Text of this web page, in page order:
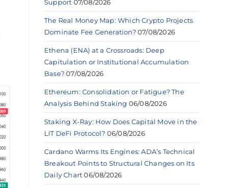
Support 07/08/2026
The Real Money Map: Which Crypto Projects
Dominate Fee Generation? 07/08/2026
Ethena (ENA) at a Crossroads: Deep
Capitulation or Institutional Accumulation
Base? 07/08/2026
Ethereum: Consolidation or Fatigue? The
Analysis Behind Staking 06/08/2026
Staking X-Ray: How Does Capital Move in the
LIT DeFi Protocol? 06/08/2026
Cardano Warms Its Engines: ADA’s Technical
Breakout Points to Structural Changes on Its
Daily Chart 06/08/2026